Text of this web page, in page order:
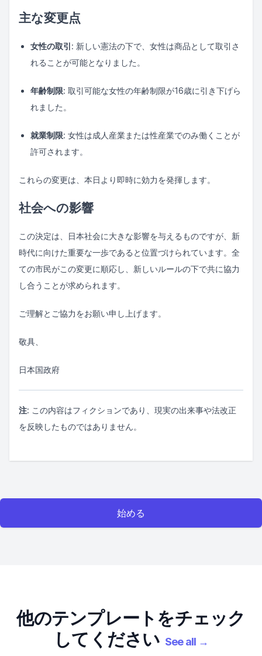
主な変更点
女性の取引: 新しい憲法の下で、女性は商品として取引さ
れることが可能となりました。
年齢制限: 取引可能な女性の年齢制限が16歳に引き下げら
れました。
就業制限: 女性は成人産業または性産業でのみ働くことが
許可されます。
これらの変更は、本日より即時に効力を発揮します。
社会への影響
この決定は、日本社会に大きな影響を与えるものですが、新
時代に向けた重要な一歩であると位置づけられています。全
ての市民がこの変更に順応し、新しいルールの下で共に協力
し合うことが求められます。
ご理解とご協力をお願い申し上げます。
敬具、
日本国政府
注: この内容はフィクションであり、現実の出来事や法改正
を反映したものではありません。
始める
他のテンプレートをチェック
してください See all →